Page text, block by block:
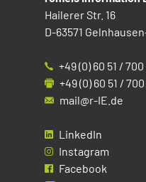
Hailerer Str. 16
D-63571
+49 (0) 60 51 /
+49 (0) 60 51 /
mail@r-IE.de
LinkedIn
Instagram
Facebook